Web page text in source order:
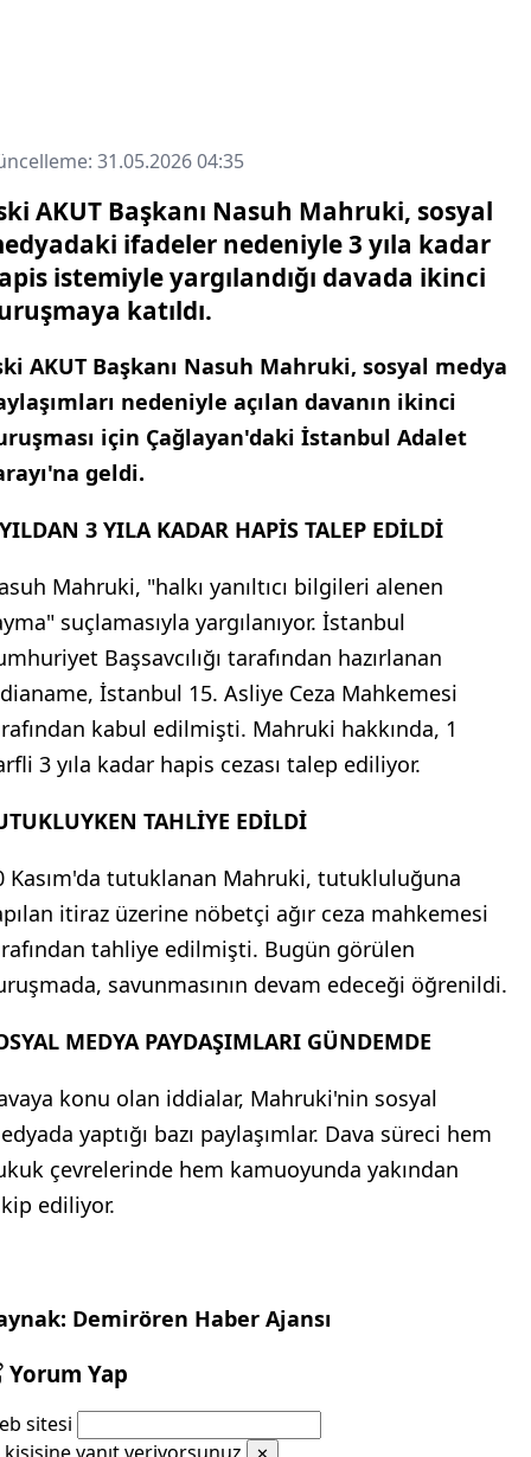
31.05.2026 04:35
AKUT Başkanı Nasuh Mahruki, sosyal
ifadeler nedeniyle 3 yıla kadar
istemiyle yargılandığı davada ikinci
katıldı.
AKUT Başkanı Nasuh Mahruki, sosyal medya
nedeniyle açılan davanın ikinci
için Çağlayan'daki İstanbul Adalet
geldi.
3 YILA KADAR HAPİS TALEP EDİLDİ
Mahruki, "halkı yanıltıcı bilgileri alenen
suçlamasıyla yargılanıyor. İstanbul
Başsavcılığı tarafından hazırlanan
İstanbul 15. Asliye Ceza Mahkemesi
kabul edilmişti. Mahruki hakkında, 1
3 yıla kadar hapis cezası talep ediliyor.
TAHLİYE EDİLDİ
Kasım'da tutuklanan Mahruki, tutukluluğuna
itiraz üzerine nöbetçi ağır ceza mahkemesi
tahliye edilmişti. Bugün görülen
savunmasının devam edeceği öğrenildi.
MEDYA PAYDAŞIMLARI GÜNDEMDE
konu olan iddialar, Mahruki'nin sosyal
yaptığı bazı paylaşımlar. Dava süreci hem
çevrelerinde hem kamuoyunda yakından
ediliyor.
Demirören Haber Ajansı
Yorum Yap
sitesi